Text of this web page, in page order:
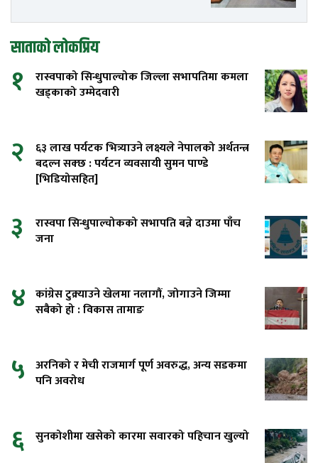
साताको लोकप्रिय
१
रास्वपाको सिन्धुपाल्चोक जिल्ला सभापतिमा कमला
खड्काको उम्मेदवारी
२
६३ लाख पर्यटक भित्र्याउने लक्ष्यले नेपालको अर्थतन्त्र
बदल्न सक्छ : पर्यटन व्यवसायी सुमन पाण्डे
[भिडियोसहित]
३
रास्वपा सिन्धुपाल्चोकको सभापति बन्ने दाउमा पाँच
जना
४ कांग्रेस टुक्र्याउने खेलमा नलागौं, जोगाउने जिम्मा
सबैको हो : विकास तामाङ
५ अरनिको र मेची राजमार्ग पूर्ण अवरुद्ध, अन्य सडकमा
पनि अवरोध
६ सुनकोशीमा खसेको कारमा सवारको पहिचान खुल्यो